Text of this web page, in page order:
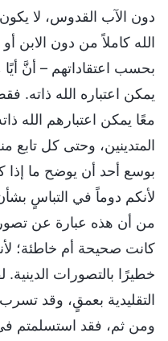
دون الآب القدوس، لا يكون
الله كاملاً من دون الابن
بحسب اعتقاداتهم – أنَّ
يمكن اعتباره الله ذاته.
معًا يمكن اعتبارهم الله
المتدينين، وحتى كل تابع
بوسع أحد أن يوضح ما إذا
لأنكم دوماً في التباسٍ
من أن هذه عبارة عن
كانت صحيحة أم خاطئة؛
خطيرًا بالتصورات الدينية.
التقليدية بعمقٍ، وقد
ومن ثم، فقد استسلمتم في